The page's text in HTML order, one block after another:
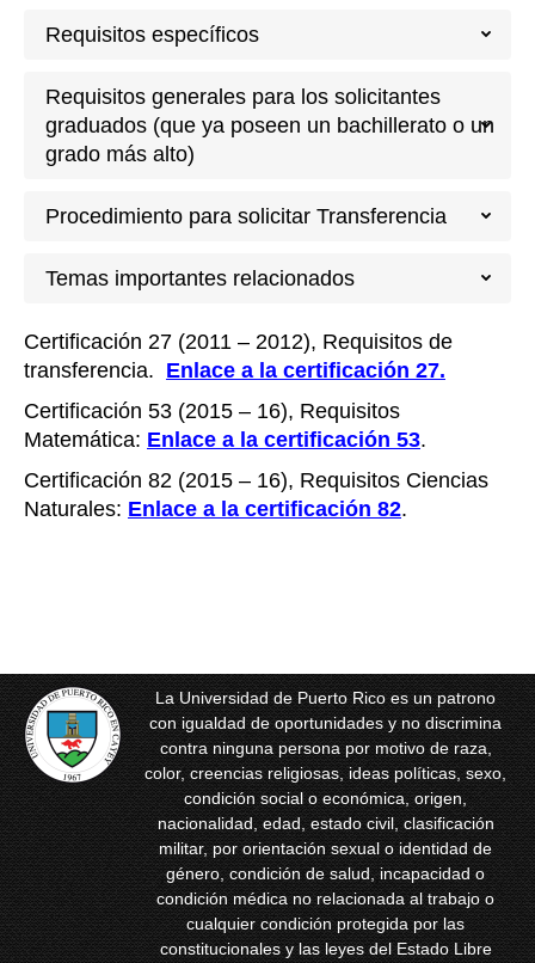
Requisitos específicos
Requisitos generales para los solicitantes
graduados (que ya poseen un bachillerato o un
grado más alto)
Procedimiento para solicitar Transferencia
Temas importantes relacionados
Certificación 27 (2011 – 2012), Requisitos de
transferencia. Enlace a la certificación 27.
Certificación 53 (2015 – 16), Requisitos
Matemática: Enlace a la certificación 53.
Certificación 82 (2015 – 16), Requisitos Ciencias
Naturales: Enlace a la certificación 82.
La Universidad de Puerto Rico es un patrono
con igualdad de oportunidades y no discrimina
contra ninguna persona por motivo de raza,
color, creencias religiosas, ideas políticas, sexo,
condición social o económica, origen,
nacionalidad, edad, estado civil, clasificación
militar, por orientación sexual o identidad de
género, condición de salud, incapacidad o
condición médica no relacionada al trabajo o
cualquier condición protegida por las
constitucionales y las leyes del Estado Libre